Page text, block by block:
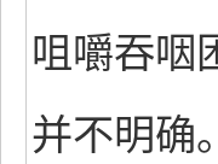
咀嚼吞咽
并不明确